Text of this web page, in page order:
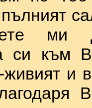
ми
си към
живият и